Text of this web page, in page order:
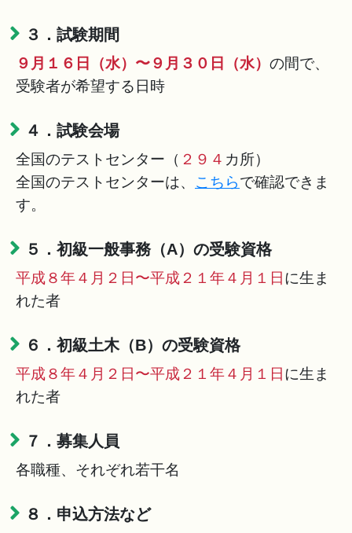
３．試験期間
９月１６日（水）〜９月３０日（水） の間で、
受験者が希望する日時
４．試験会場
全国のテストセンター（ ２９４ カ所）
全国のテストセンターは、 こちらで確認できま
す。
５．初級一般事務（A）の受験資格
平成８年４月２日〜平成２１年４月１日に生ま
れた者
６．初級土木（B）の受験資格
平成８年４月２日〜平成２１年４月１日に生ま
れた者
７．募集人員
各職種、それぞれ若干名
８．申込方法など